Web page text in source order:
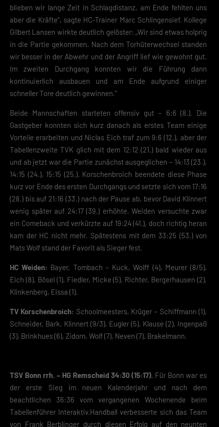
blieben wir lange Zeit in Schlagdistanz, am Ende fehlten uns
aber die Kräfte“, sagte HC-Trainer Marc Schlingensief. Kollege
Gilbert Lansen wirkte deutlich gelöster: „Wir sind etwas holprig
in die Partie gekommen. Nach dem Torhüterwechsel standen
wir besser in der Abwehr und der Angriff lief wie gewohnt gut.
Im zweiten Durchgang konnten wir die Führung dann
kontinuierlich ausbauen und am Ende aufgrund einiger
schneller Tore deutlich gewinnen.“
Beide Mannschaften starteten offensiv gut – 6:6 (8.). Die
Gastgeber konnten sich kurz danach als erstes Team einige
Vorteile erarbeiten und Niclas Eich traf zum 9:6 (12.), aber der
Tabellenzweite TVK glich mit dem 12:12 (21.) bald wieder aus
und ab jetzt war die Partie zunächst ausgeglichen – 14:13 (23.),
14:15 (24.), 15:15 (25.). Korschenbroich beendete diese Phase
kurz vor Ende des ersten Durchgangs und setzte sich vom 17:16
(28.) bis auf 21:16 (33.) nach der Pause ab, bevor David Klinnert
wenig später auf 24:17 (39.) erhöhte. Weiden versuchte zwar
ein Comeback und verkürzte auf 19:24 (41.), doch richtig heran
kam der HC nicht mehr. Spätestens mit dem 33:25 (53.) von
Mats Wolf stand der Favorit als Sieger fest.
HC Weiden: Bayer, Tombach – Kuck, Wolff (4), Meurer (8/5),
Eich (8), Bösel (1), Fiedler, Micke (5), Richter, Bergerhausen (2),
Klinkenberg, Eissa (1).
TV Korschenbroich: Schoolmeesters, Krüger – Schiffmann (1),
Schneider, Bark, Klinnert (9/3), Eugler (5), Klause (2), Ingenpaß
(3), Brinkhues (6), Zidorn, Wolf (7), Neven (7), Brakelmann.
TSV Bonn rrh. – HG Remscheid 34:30 (15:17). Für Bonn war es
der erste Sieg im neuen Kalenderjahr und nach dem
beachtlichen 36:36 vom vergangenen Wochenende beim
Tabellenführer Interaktiv.Handball verbesserte sich das Team
von Frank Berblinger durch diesen Erfolg auf den neunten